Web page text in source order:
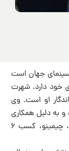
سینمای جهان است
خود دارد. شهرت
او است. وی
به دلیل همکاری
با کارگردانانی نظیر مارتین اسکورسیزی، کاپولا، چیمینو، کسب 6